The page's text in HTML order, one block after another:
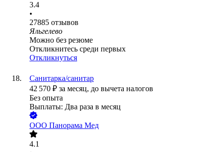
3.4
•
27885 отзывов
Яльгелево
Можно без резюме
Откликнитесь среди первых
Откликнуться
Санитарка/санитар
42 570 ₽ за месяц, до вычета налогов
Без опыта
Выплаты: Два раза в месяц
ООО Панорама Мед
4.1